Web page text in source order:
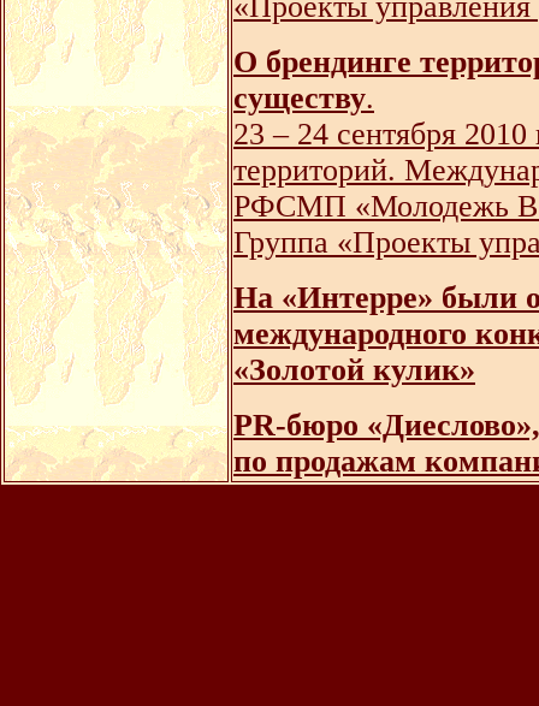
О брендинге
существу.
23 – 24 сентября
территорий.
РФСМП «Молодежь
Группа «Проекты
На «Интерре» были
международного
«Золотой кулик»
PR-бюро
по продажам